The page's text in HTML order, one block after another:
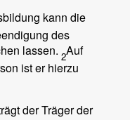
kann die
des
lassen. 2Auf
ist er hierzu
der Träger der